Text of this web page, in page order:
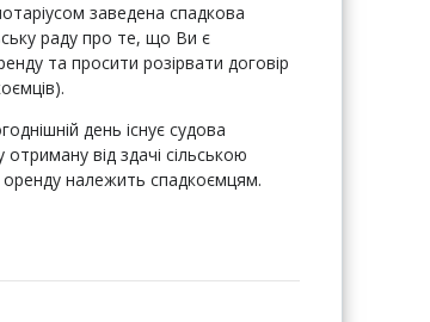
заведена спадкова
раду про те, що Ви є
та просити розірвати договір
день існує судова
від здачі сільською
належить спадкоємцям.